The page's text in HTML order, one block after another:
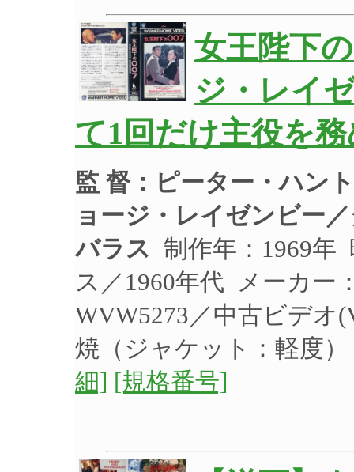
女王陛下
ジ・レイ
て1回だけ主役を
監 督：ピーター・ハント
ョージ・レイゼンビー
バラス 制作年：1969年
ス／1960年代 メーカー
WVW5273／中古ビデオ
焼（ジャケット：軽度
細] [規格番号]